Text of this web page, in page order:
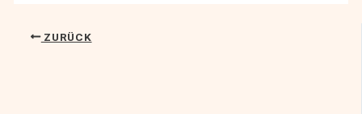
ZURÜCK